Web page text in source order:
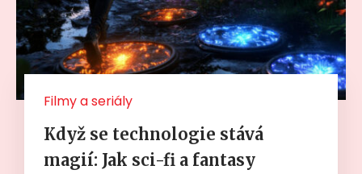
Filmy a seriály
Když se technologie stává
magií: Jak sci-fi a fantasy